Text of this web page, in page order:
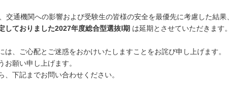
交通機関への影響および受験生の皆様の安全を最優先に考慮した結果、
しておりました2027年度総合型選抜Ⅰ期 は延期とさせていただきます。
は、ご心配とご迷惑をおかけいたしますことをお詫び申し上げます。
願い申し上げます。
、下記までお問い合わせください。